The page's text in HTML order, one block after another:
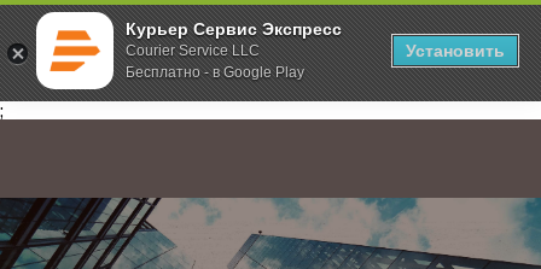
Курьер Сервис Экспресс
Courier Service LLC
Бесплатно - в Google Play
Установить
;
Главная О компании Новости Открытие офиса КС Ковров